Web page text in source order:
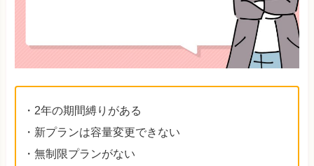
・2年の期間縛りがある
・新プランは容量変更できない
・無制限プランがない